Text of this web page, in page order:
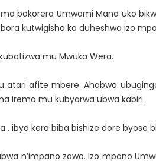
bakorera Umwami Mana uko
kutwigisha ko duheshwa izo
mu Mwuka Wera.
afite mbere. Ahabwa
irema mu kubyarwa ubwa kabiri.
ibya kera biba bishize dore byose
n’impano zawo. Izo mpano